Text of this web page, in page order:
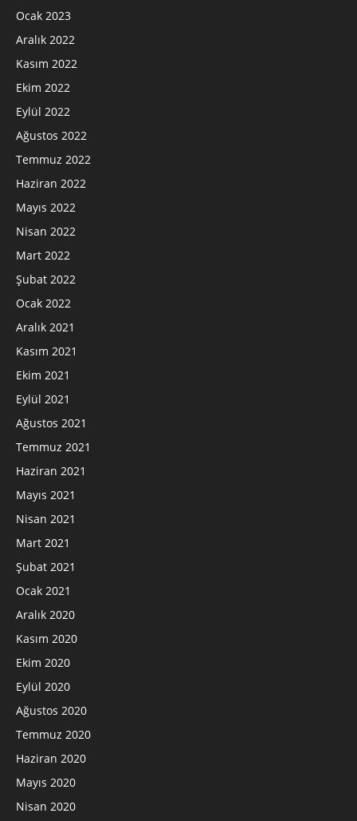
Ocak 2023
Aralık 2022
Kasım 2022
Ekim 2022
Eylül 2022
Ağustos 2022
Temmuz 2022
Haziran 2022
Mayıs 2022
Nisan 2022
Mart 2022
Şubat 2022
Ocak 2022
Aralık 2021
Kasım 2021
Ekim 2021
Eylül 2021
Ağustos 2021
Temmuz 2021
Haziran 2021
Mayıs 2021
Nisan 2021
Mart 2021
Şubat 2021
Ocak 2021
Aralık 2020
Kasım 2020
Ekim 2020
Eylül 2020
Ağustos 2020
Temmuz 2020
Haziran 2020
Mayıs 2020
Nisan 2020